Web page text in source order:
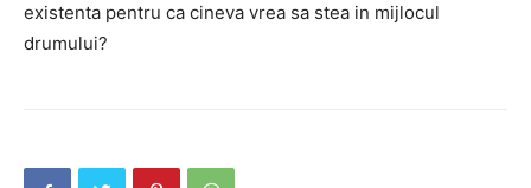
existenta pentru ca cineva vrea sa stea in mijlocul
drumului?